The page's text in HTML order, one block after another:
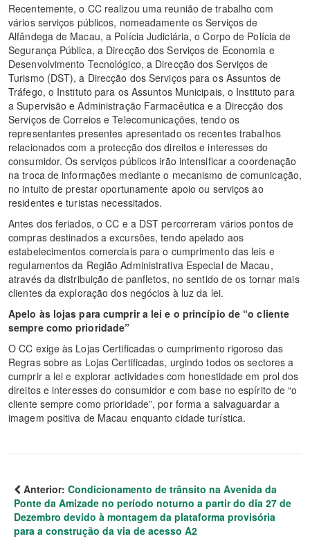
Recentemente, o CC realizou uma reunião de trabalho com
vários serviços públicos, nomeadamente os Serviços de
Alfândega de Macau, a Polícia Judiciária, o Corpo de Polícia de
Segurança Pública, a Direcção dos Serviços de Economia e
Desenvolvimento Tecnológico, a Direcção dos Serviços de
Turismo (DST), a Direcção dos Serviços para os Assuntos de
Tráfego, o Instituto para os Assuntos Municipais, o Instituto para
a Supervisão e Administração Farmacêutica e a Direcção dos
Serviços de Correios e Telecomunicações, tendo os
representantes presentes apresentado os recentes trabalhos
relacionados com a protecção dos direitos e interesses do
consumidor. Os serviços públicos irão intensificar a coordenação
na troca de informações mediante o mecanismo de comunicação,
no intuito de prestar oportunamente apoio ou serviços ao
residentes e turistas necessitados.
Antes dos feriados, o CC e a DST percorreram vários pontos de
compras destinados a excursões, tendo apelado aos
estabelecimentos comerciais para o cumprimento das leis e
regulamentos da Região Administrativa Especial de Macau,
através da distribuição de panfletos, no sentido de os tornar mais
clientes da exploração dos negócios à luz da lei.
Apelo às lojas para cumprir a lei e o princípio de “o cliente
sempre como prioridade”
O CC exige às Lojas Certificadas o cumprimento rigoroso das
Regras sobre as Lojas Certificadas, urgindo todos os sectores a
cumprir a lei e explorar actividades com honestidade em prol dos
direitos e interesses do consumidor e com base no espírito de “o
cliente sempre como prioridade”, por forma a salvaguardar a
imagem positiva de Macau enquanto cidade turística.
Anterior: Condicionamento de trânsito na Avenida da
Ponte da Amizade no período noturno a partir do dia 27 de
Dezembro devido à montagem da plataforma provisória
para a construção da via de acesso A2